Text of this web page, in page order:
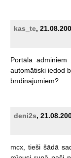
kas_te,
Portāla adminiem
automātiski iedod
brīdinājumiem?
deni2s,
mcx, tieši šādā